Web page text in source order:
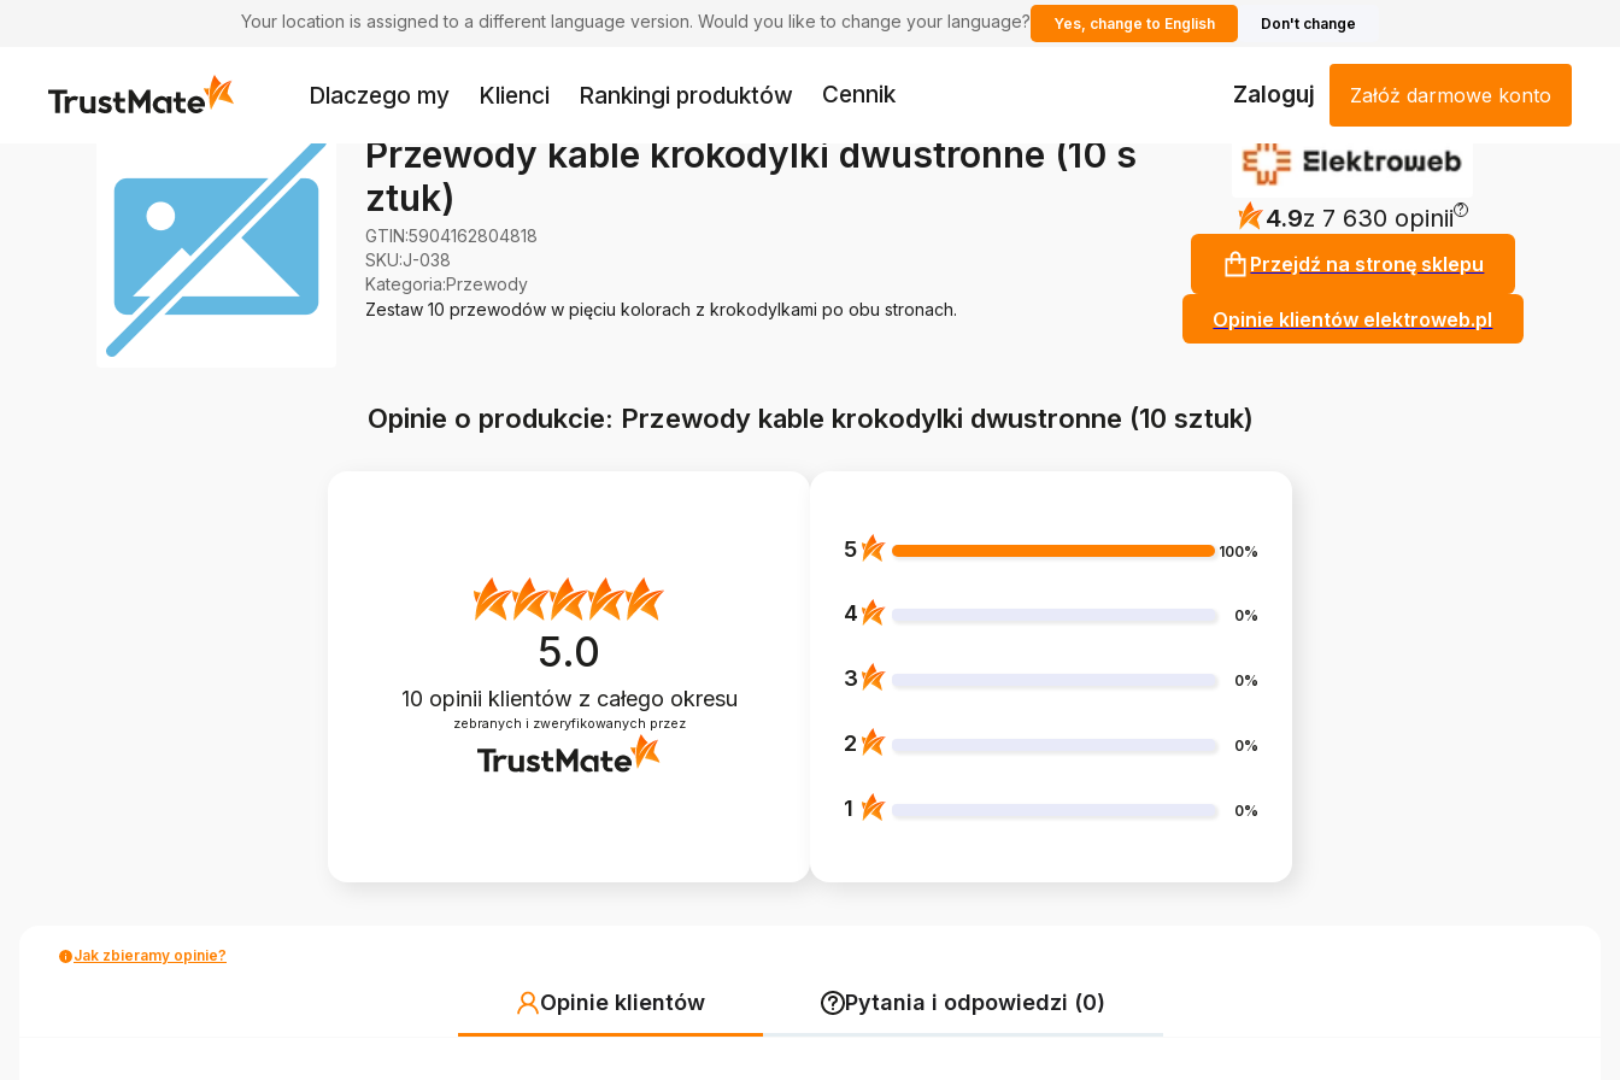
Your location is assigned to a different language version. Would you like to change your language? Yes, change to English Don't change
Dlaczego my Klienci Rankingi produktów Cennik Zaloguj Załóż darmowe konto
Przewody kable krokodylki dwustronne (10 s
ztuk)
GTIN:5904162804818
SKU:J-038
Kategoria:Przewody
Zestaw 10 przewodów w pięciu kolorach z krokodylkami po obu stronach.
4.9z 7 630 opinii ?
Przejdź na stronę sklepu
Opinie klientów elektroweb.pl
Opinie o produkcie: Przewody kable krokodylki dwustronne (10 sztuk)
5.0
10 opinii klientów z całego okresu
zebranych i zweryfikowanych przez
5 100%
4 0%
3 0%
2 0%
1 0%
Jak zbieramy opinie?
Opinie klientów Pytania i odpowiedzi (0)